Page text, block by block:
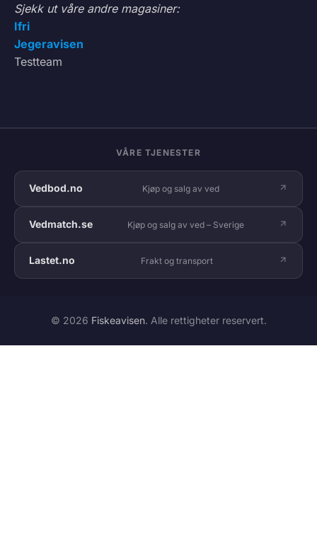
Sjekk ut våre andre magasiner:
Ifri
Jegeravisen
Testteam
VÅRE TJENESTER
Vedbod.no Kjøp og salg av ved
Vedmatch.se Kjøp og salg av ved – Sverige
Lastet.no Frakt og transport
© 2026 Fiskeavisen. Alle rettigheter reservert.